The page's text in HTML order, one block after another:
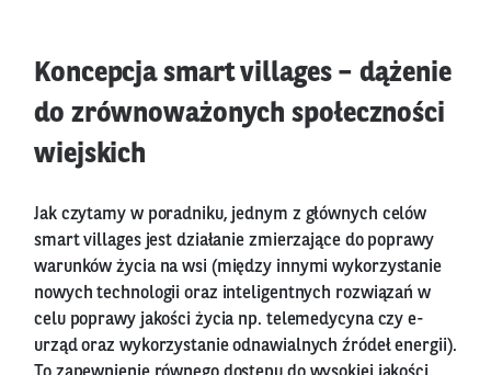
Koncepcja smart villages – dążenie
do zrównoważonych społeczności
wiejskich
Jak czytamy w poradniku, jednym z głównych celów
smart villages jest działanie zmierzające do poprawy
warunków życia na wsi (między innymi wykorzystanie
nowych technologii oraz inteligentnych rozwiązań w
celu poprawy jakości życia np. telemedycyna czy e-
urząd oraz wykorzystanie odnawialnych źródeł energii).